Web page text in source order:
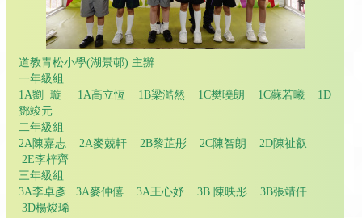
道教青松小學(湖景邨) 主辦
一年級組
1A劉 璇 1A高立恆 1B梁澔然 1C樊曉朗 1C蘇若曦 1D
鄧竣元
二年級組
2A陳嘉志 2A麥兢軒 2B黎芷彤 2C陳智朗 2D陳祉叡
2E李梓齊
三年級組
3A李卓彥 3A麥仲僖 3A王心妤 3B 陳映彤 3B張靖仟
3D楊焌琋